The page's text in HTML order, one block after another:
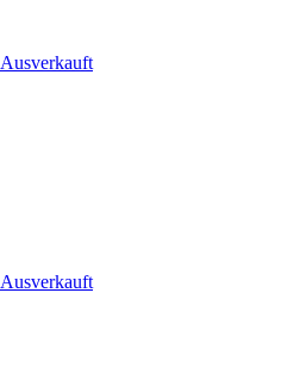
Ausverkauft
Ausverkauft